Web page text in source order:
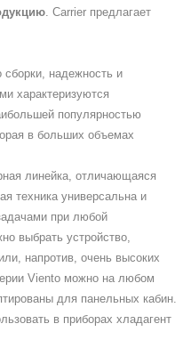
. Carrier предлагает
сборки, надежность и
характеризуются
популярностью
в больших объемах
линейка, отличающаяся
техника универсальна и
при любой
выбрать устройство,
напротив, очень высоких
Viento можно на любом
для панельных кабин.
в приборах хладагент